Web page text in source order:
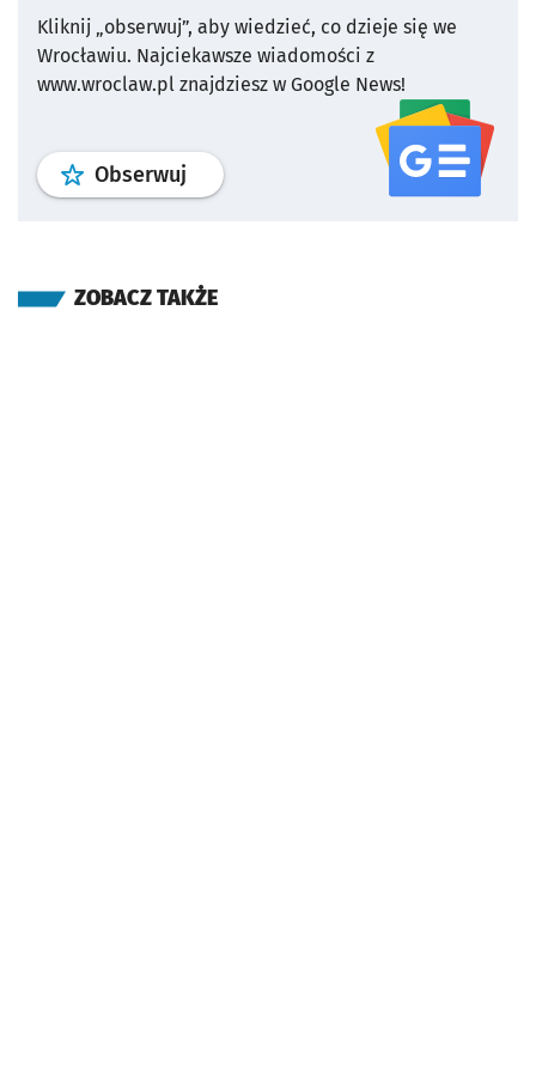
Kliknij „obserwuj”, aby wiedzieć, co dzieje się we
Wrocławiu. Najciekawsze wiadomości z
www.wroclaw.pl znajdziesz w Google News!
Obserwuj profil serwisu
ZOBACZ TAKŻE